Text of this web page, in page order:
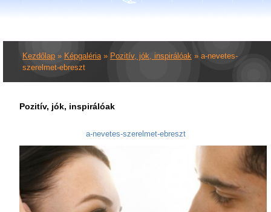
Kezdőlap » Képgaléria» Pozitív, jók, inspirálóak » a-nevetes-
szerelmet-ebreszt
Pozitív, jók, inspirálóak
a-nevetes-szerelmet-ebreszt